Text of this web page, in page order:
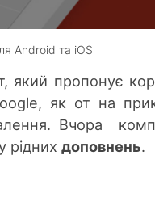
Android та iOS
який пропонує
як от на
Вчора
ріднихдоповнень.